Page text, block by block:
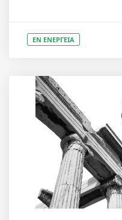
ΕΝ ΕΝΕΡΓΕΙΑ